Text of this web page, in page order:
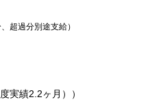
超過分別途支給）
実績2.2ヶ月））